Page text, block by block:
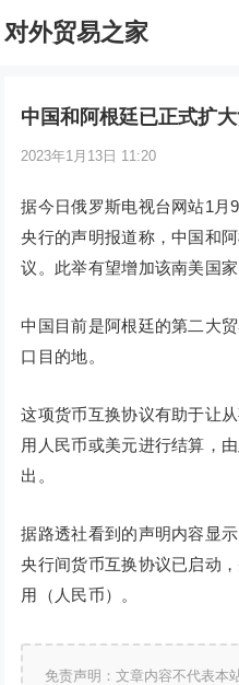
对外贸易之家
中国和阿根廷已正式扩
2023年1月13日 11:20
据今日俄罗斯电视台网站1月
央行的声明报道称，中国和
议。此举有望增加该南美国家
中国目前是阿根廷的第二大
口目的地。
这项货币互换协议有助于让
用人民币或美元进行结算，
出。
据路透社看到的声明内容显
央行间货币互换协议已启动
用（人民币）。
免责声明：文章内容不代表本